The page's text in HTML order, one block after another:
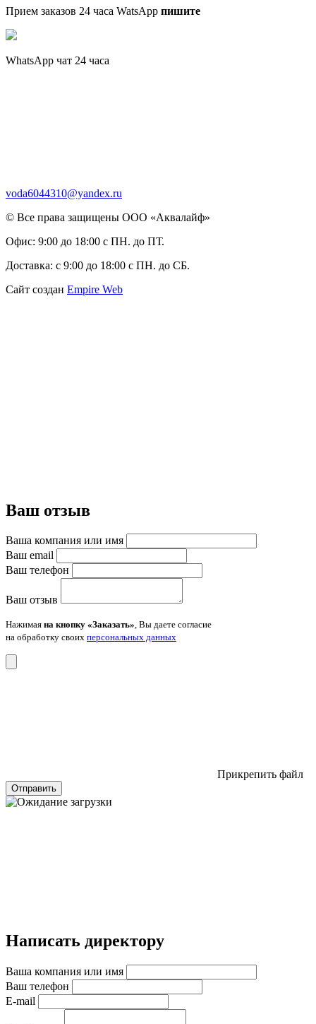
Прием заказов 24 часа WatsApp пишите
WhatsApp чат 24 часа
voda6044310@yandex.ru
© Все права защищены ООО «Аквалайф»
Офис: 9:00 до 18:00 с ПН. до ПТ.
Доставка: с 9:00 до 18:00 с ПН. до СБ.
Сайт создан Empire Web
Ваш отзыв
Ваша компания или имя
Ваш email
Ваш телефон
Ваш отзыв
Нажимая на кнопку «Заказать», Вы даете согласие
на обработку своих персональных данных
Прикрепить файл
Отправить
Написать директору
Ваша компания или имя
Ваш телефон
E-mail